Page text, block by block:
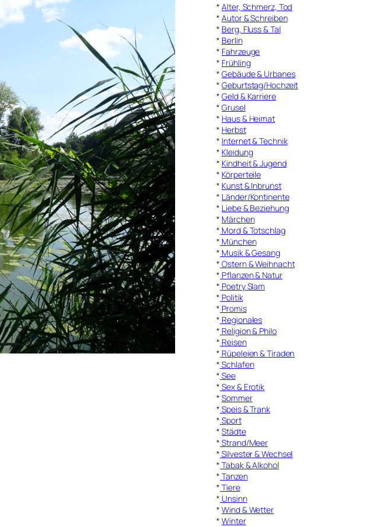
*Alter, Schmerz, Tod
*Autor & Schreiben
* Berg, Fluss & Tal
* Berlin
* Fahrzeuge
* Frühling
*Gebäude & Urbanes
*Geburtstag/Hochzeit
*Geld & Karriere
*Grusel
* Haus & Heimat
* Herbst
* Internet & Technik
* Kleidung
* Kindheit & Jugend
* Körperteile
* Kunst & Inbrunst
* Länder/Kontinente
* Liebe & Beziehung
* Märchen
* Mord & Totschlag
* München
* Musik & Gesang
* Ostern & Weihnacht
* Pflanzen & Natur
* Poetry Slam
* Politik
* Promis
* Regionales
* Religion & Philo
* Reisen
* Rüpeleien & Tiraden
* Schlafen
* See
* Sex & Erotik
*Sommer
* Speis & Trank
* Sport
*Städte
* Strand/Meer
* Silvester & Wechsel
* Tabak & Alkohol
* Tanzen
* Tiere
* Unsinn
*Wind & Wetter
*Winter